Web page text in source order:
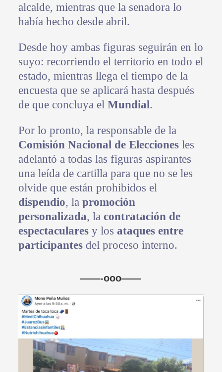
alcalde, mientras que la senadora lo
había hecho desde abril.
Desde hoy ambas figuras seguirán en lo
suyo: recorriendo el territorio en todo el
estado, mientras llega el tiempo de la
encuesta que se aplicará hasta después
de que concluya el Mundial.
Por lo pronto, la responsable de la
Comisión Nacional de Eleccionesles
adelantó a todas las figuras aspirantes
una leída de cartilla para que no se les
olvide que están prohibidos el
dispendio, la promoción
personalizada, la contratación de
espectacularesy los ataques entre
participantesdel proceso interno.
——-ooo——